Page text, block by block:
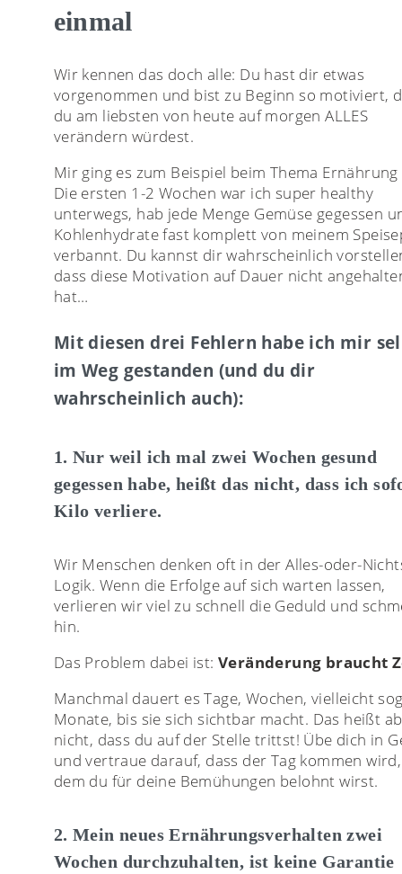
einmal
Wir kennen das doch alle: Du hast dir etwas
vorgenommen und bist zu Beginn so motiviert,
du am liebsten von heute auf morgen ALLES
verändern würdest.
Mir ging es zum Beispiel beim Thema Ernährung
Die ersten 1-2 Wochen war ich super healthy
unterwegs, hab jede Menge Gemüse gegessen
Kohlenhydrate fast komplett von meinem
verbannt. Du kannst dir wahrscheinlich
dass diese Motivation auf Dauer nicht
hat…
Mit diesen drei Fehlern habe ich mir
im Weg gestanden (und du dir
wahrscheinlich auch):
1. Nur weil ich mal zwei Wochen gesund
gegessen habe, heißt das nicht, dass ich
Kilo verliere.
Wir Menschen denken oft in der Alles-oder-
Logik. Wenn die Erfolge auf sich warten lassen,
verlieren wir viel zu schnell die Geduld und
hin.
Das Problem dabei ist:Veränderung braucht
Manchmal dauert es Tage, Wochen, vielleicht
Monate, bis sie sich sichtbar macht. Das heißt
nicht, dass du auf der Stelle trittst! Übe dich in
und vertraue darauf, dass der Tag kommen
dem du für deine Bemühungen belohnt wirst.
2. Mein neues Ernährungsverhalten zwei
Wochen durchzuhalten, ist keine Garantie